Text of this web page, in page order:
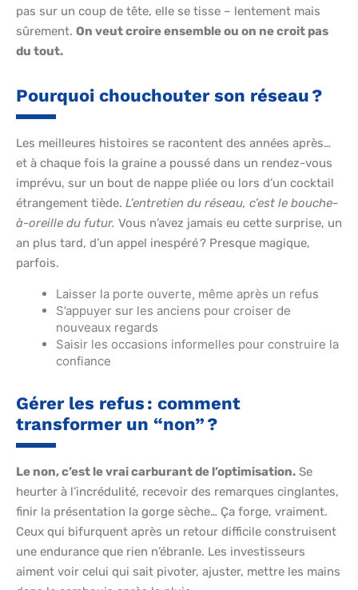
pas sur un coup de tête, elle se tisse – lentement mais
sûrement. On veut croire ensemble ou on ne croit pas
du tout.
Pourquoi chouchouter son réseau ?
Les meilleures histoires se racontent des années après…
et à chaque fois la graine a poussé dans un rendez-vous
imprévu, sur un bout de nappe pliée ou lors d’un cocktail
étrangement tiède. L’entretien du réseau, c’est le bouche-
à-oreille du futur. Vous n’avez jamais eu cette surprise, un
an plus tard, d’un appel inespéré ? Presque magique,
parfois.
Laisser la porte ouverte, même après un refus
S’appuyer sur les anciens pour croiser de
nouveaux regards
Saisir les occasions informelles pour construire la
confiance
Gérer les refus : comment
transformer un “non” ?
Le non, c’est le vrai carburant de l’optimisation. Se
heurter à l’incrédulité, recevoir des remarques cinglantes,
finir la présentation la gorge sèche… Ça forge, vraiment.
Ceux qui bifurquent après un retour difficile construisent
une endurance que rien n’ébranle. Les investisseurs
aiment voir celui qui sait pivoter, ajuster, mettre les mains